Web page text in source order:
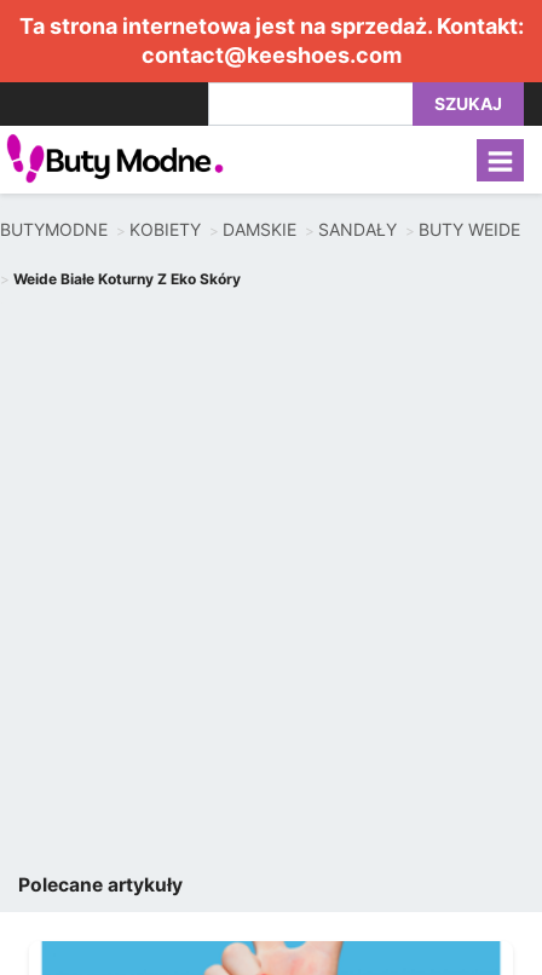
Ta strona internetowa jest na sprzedaż. Kontakt:
contact@keeshoes.com
SZUKAJ
BUTYMODNE KOBIETY DAMSKIE SANDAŁY BUTY WEIDE
Weide Białe Koturny Z Eko Skóry
Polecane artykuły